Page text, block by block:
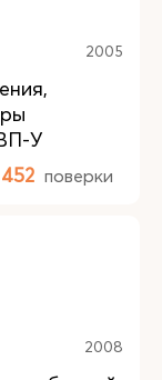
2005
У
452 поверки
2008